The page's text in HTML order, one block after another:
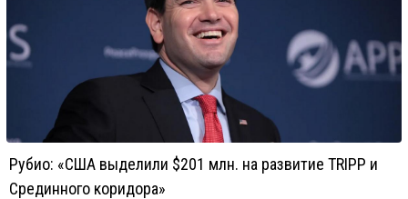
Рубио: «США выделили $201 млн. на развитие TRIPP и
Срединного коридора»